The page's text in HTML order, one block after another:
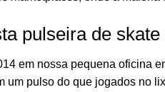
pulseira de
em nossa pequena oficina
um pulso do que jogados no